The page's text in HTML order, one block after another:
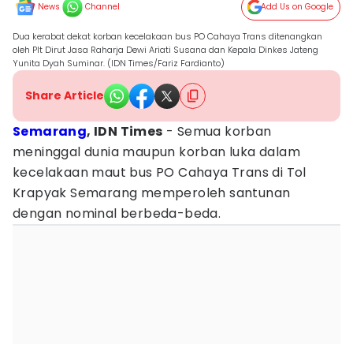
News Channel Add Us on Google
Dua kerabat dekat korban kecelakaan bus PO Cahaya Trans ditenangkan
oleh Plt Dirut Jasa Raharja Dewi Ariati Susana dan Kepala Dinkes Jateng
Yunita Dyah Suminar. (IDN Times/Fariz Fardianto)
Share Article
Semarang, IDN Times - Semua korban
meninggal dunia maupun korban luka dalam
kecelakaan maut bus PO Cahaya Trans di Tol
Krapyak Semarang memperoleh santunan
dengan nominal berbeda-beda.